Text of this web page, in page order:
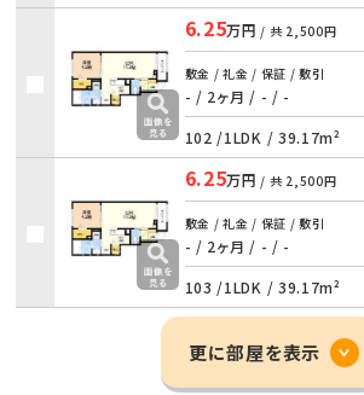
6.25万円 / 共 2,500円
敷金 / 礼金 / 保証 / 敷引
- / 2ヶ月 / - / -
102 /1LDK / 39.17m²
6.25万円 / 共 2,500円
敷金 / 礼金 / 保証 / 敷引
- / 2ヶ月 / - / -
103 /1LDK / 39.17m²
更に部屋を表示